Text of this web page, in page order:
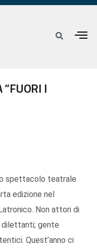
“FUORI I
spettacolo teatrale
edizione nel
Non attori di
dilettanti; gente
Quest’anno ci